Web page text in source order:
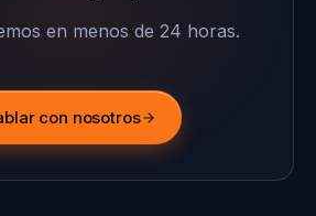
en menos de 24 horas.
con nosotros